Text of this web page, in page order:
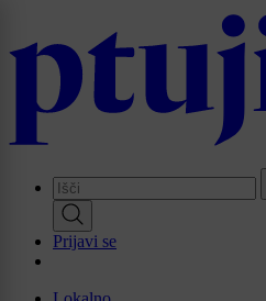
main
Prijavi se